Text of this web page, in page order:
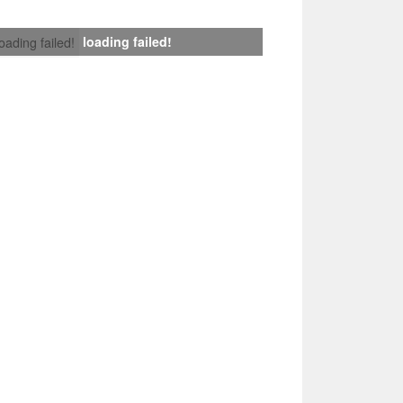
failed! loading failed!